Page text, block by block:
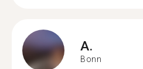
A.
Bonn